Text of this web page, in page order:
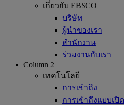
เกี่ยวกับ EBSCO
บริษัท
ผู้นำของเรา
สำนักงาน
ร่วมงานกับเรา
Column 2
เทคโนโลยี
การเข้าถึง
การเข้าถึงแบบเปิด